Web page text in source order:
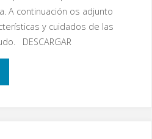
A continuación os adjunto
y cuidados de las
DESCARGAR